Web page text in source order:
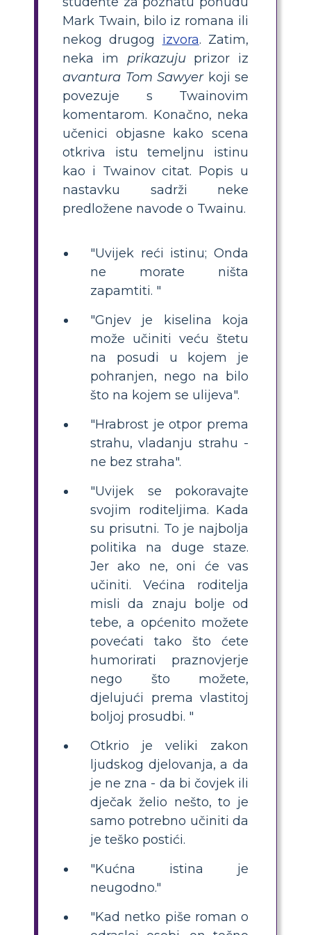
Mark Twain, bilo iz romana ili
nekog drugog izvora. Zatim,
neka im prikazujuprizor iz
avantura Tom Sawyerkoji se
povezuje s Twainovim
komentarom. Konačno, neka
učenici objasne kako scena
otkriva istu temeljnu istinu
kao i Twainov citat. Popis u
nastavku sadrži neke
predložene navode o Twainu.
"Uvijek reći istinu; Onda
ne morate ništa
zapamtiti. "
"Gnjev je kiselina koja
može učiniti veću štetu
na posudi u kojem je
pohranjen, nego na bilo
što na kojem se ulijeva".
"Hrabrost je otpor prema
strahu, vladanju strahu -
ne bez straha".
"Uvijek se pokoravajte
svojim roditeljima. Kada
su prisutni. To je najbolja
politika na duge staze.
Jer ako ne, oni će vas
učiniti. Većina roditelja
misli da znaju bolje od
tebe, a općenito možete
povećati tako što ćete
humorirati praznovjerje
nego što možete,
djelujući prema vlastitoj
boljoj prosudbi. "
Otkrio je veliki zakon
ljudskog djelovanja, a da
je ne zna - da bi čovjek ili
dječak želio nešto, to je
samo potrebno učiniti da
je teško postići.
"Kućna istina je
neugodno."
"Kad netko piše roman o